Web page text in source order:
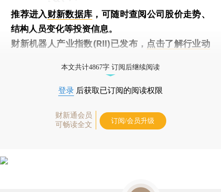
推荐进入财新数据库 ，可随时查阅公司股价走势、
结构人员变化等投资信息。
财新机器人产业指数(RII)已发布， 点击了解行业动
本文共计4867字 订阅后继续阅读
登录 后获取已订阅的阅读权限
财新通会员
可畅读全文
订阅/会员升级